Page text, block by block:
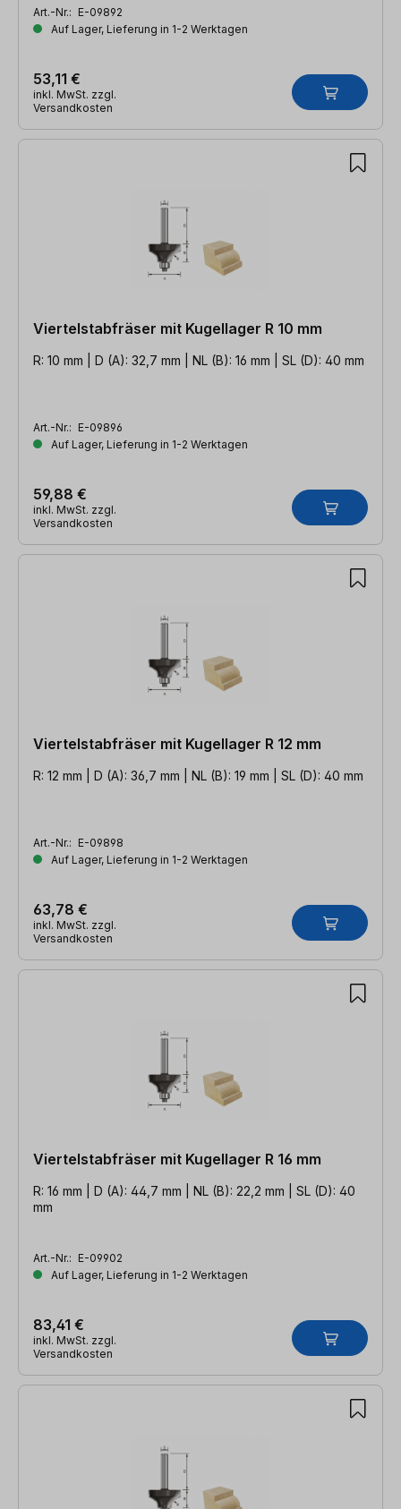
Art.-Nr.: E-09892
Auf Lager, Lieferung in 1-2 Werktagen
53,11 €
inkl. MwSt. zzgl.
Versandkosten
Viertelstabfräser mit Kugellager R 10 mm
R: 10 mm | D (A): 32,7 mm | NL (B): 16 mm | SL (D): 40 mm
Art.-Nr.: E-09896
Auf Lager, Lieferung in 1-2 Werktagen
59,88 €
inkl. MwSt. zzgl.
Versandkosten
Viertelstabfräser mit Kugellager R 12 mm
R: 12 mm | D (A): 36,7 mm | NL (B): 19 mm | SL (D): 40 mm
Art.-Nr.: E-09898
Auf Lager, Lieferung in 1-2 Werktagen
63,78 €
inkl. MwSt. zzgl.
Versandkosten
Viertelstabfräser mit Kugellager R 16 mm
R: 16 mm | D (A): 44,7 mm | NL (B): 22,2 mm | SL (D): 40
mm
Art.-Nr.: E-09902
Auf Lager, Lieferung in 1-2 Werktagen
83,41 €
inkl. MwSt. zzgl.
Versandkosten